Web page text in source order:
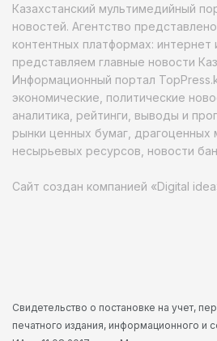
Казахстанский мультимедийный
новостей. Агентство
контентных платформах:
представляем главные новости
Информационный портал
экономические, политические
аналитика, рейтинги, выводы и
рынки ценных бумаг, драгоценных
несырьевых ресурсов, новости
Сайт создан компанией «Digital
Свидетельство о постановке на учет,
печатного издания, информационного и